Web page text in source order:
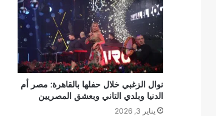
نوال الزغبي خلال حفلها بالقاهرة: مصر أم
الدنيا وبلدي التاني وبعشق المصريين
يناير 3, 2026